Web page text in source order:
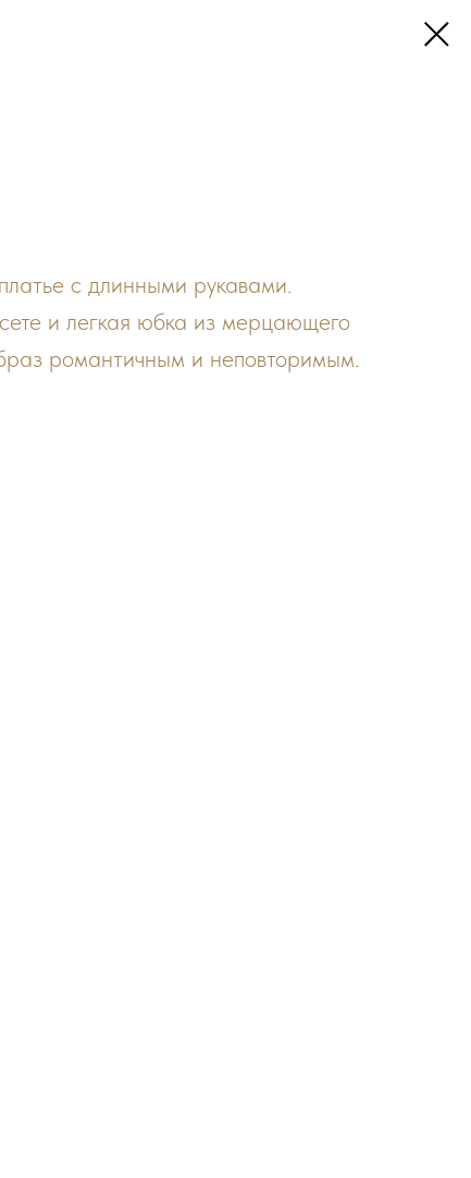
с длинными рукавами.
и легкая юбка из мерцающего
романтичным и неповторимым.